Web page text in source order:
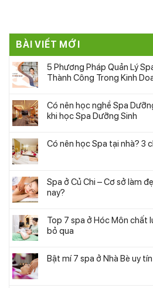
BÀI VIẾT MỚI
5 Phương Pháp Quản Lý
Thành Công Trong Kinh
Có nên học nghề Spa
khi học Spa Dưỡng Sinh
Có nên học Spa tại nhà? 3
Spa ở Củ Chi – Cơ sở làm
nay?
Top 7 spa ở Hóc Môn chất
bỏ qua
Bật mí 7 spa ở Nhà Bè uy